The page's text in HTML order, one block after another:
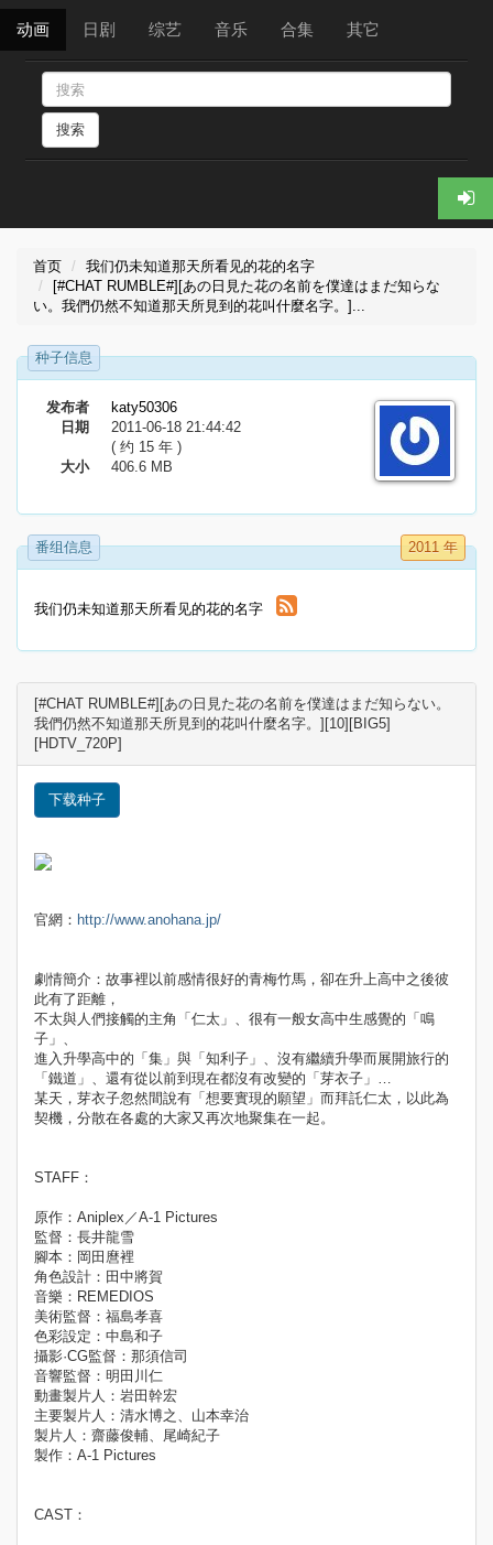
动画 日剧 综艺 音乐 合集 其它
搜索
首页
我们仍未知道那天所看见的花的名字
[#CHAT RUMBLE#][あの日見た花の名前を僕達はまだ知らな
い。我們仍然不知道那天所見到的花叫什麼名字。]...
种子信息
发布者
katy50306
日期
2011-06-18 21:44:42
( 约 15 年 )
大小
406.6 MB
番组信息 2011 年
我们仍未知道那天所看见的花的名字
[#CHAT RUMBLE#][あの日見た花の名前を僕達はまだ知らない。
我們仍然不知道那天所見到的花叫什麼名字。][10][BIG5]
[HDTV_720P]
下载种子
官網： http://www.anohana.jp/
劇情簡介：故事裡以前感情很好的青梅竹馬，卻在升上高中之後彼
此有了距離，
不太與人們接觸的主角「仁太」、很有一般女高中生感覺的「鳴
子」、
進入升學高中的「集」與「知利子」、沒有繼續升學而展開旅行的
「鐵道」、還有從以前到現在都沒有改變的「芽衣子」…
某天，芽衣子忽然間說有「想要實現的願望」而拜託仁太，以此為
契機，分散在各處的大家又再次地聚集在一起。
STAFF：
原作：Aniplex／A-1 Pictures
監督：長井龍雪
腳本：岡田麿裡
角色設計：田中將賀
音樂：REMEDIOS
美術監督：福島孝喜
色彩設定：中島和子
攝影·CG監督：那須信司
音響監督：明田川仁
動畫製片人：岩田幹宏
主要製片人：清水博之、山本幸治
製片人：齋藤俊輔、尾崎紀子
製作：A-1 Pictures
CAST：